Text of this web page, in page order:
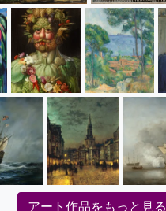
アート作品をもっと見る